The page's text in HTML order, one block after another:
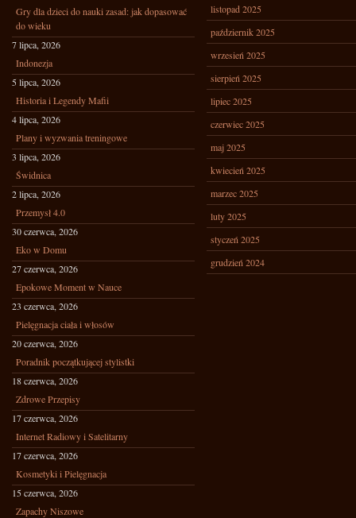
Gry dla dzieci do nauki zasad: jak dopasować
do wieku
7 lipca, 2026
Indonezja
5 lipca, 2026
Historia i Legendy Mafii
4 lipca, 2026
Plany i wyzwania treningowe
3 lipca, 2026
Świdnica
2 lipca, 2026
Przemysł 4.0
30 czerwca, 2026
Eko w Domu
27 czerwca, 2026
Epokowe Moment w Nauce
23 czerwca, 2026
Pielęgnacja ciała i włosów
20 czerwca, 2026
Poradnik początkującej stylistki
18 czerwca, 2026
Zdrowe Przepisy
17 czerwca, 2026
Internet Radiowy i Satelitarny
17 czerwca, 2026
Kosmetyki i Pielęgnacja
15 czerwca, 2026
Zapachy Niszowe
listopad 2025
październik 2025
wrzesień 2025
sierpień 2025
lipiec 2025
czerwiec 2025
maj 2025
kwiecień 2025
marzec 2025
luty 2025
styczeń 2025
grudzień 2024